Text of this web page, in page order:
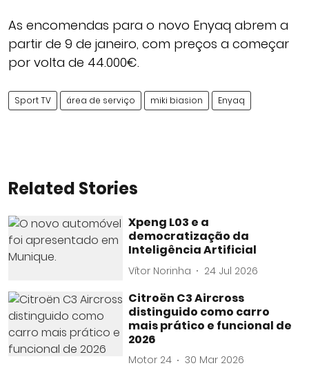
As encomendas para o novo Enyaq abrem a
partir de 9 de janeiro, com preços a começar
por volta de 44.000€.
Sport TV área de serviço miki biasion Enyaq
Related Stories
Xpeng L03 e a
democratização da
Inteligência Artificial
Vítor Norinha 24 Jul 2026
Citroën C3 Aircross
distinguido como carro
mais prático e funcional de
2026
Motor 24 30 Mar 2026